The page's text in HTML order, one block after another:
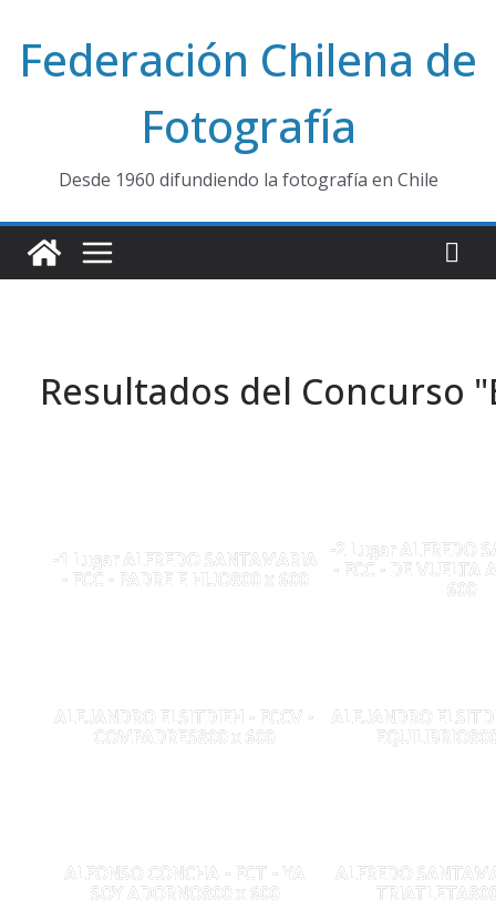
contenido
Federación Chilena de
Fotografía
Desde 1960 difundiendo la fotografía en Chile
Resultados del Concurso
-1 Lugar ALFREDO SANTAMARIA
- FCC - PADRE E HIJO800 x 600
-2 Lugar ALFREDO
- FCC - DE VUELTA
600
ALEJANDRO ELSITDIEH - FCCV -
COMPADRES800 x 600
ALEJANDRO
ALFONSO CONCHA - FCT - YA
SOY ADORNO800 x 600
ALFREDO